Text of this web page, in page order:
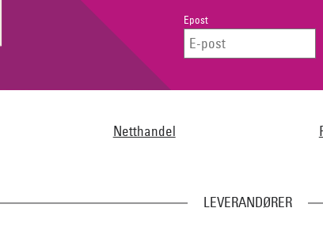
Epost
Netthandel
LEVERANDØRER